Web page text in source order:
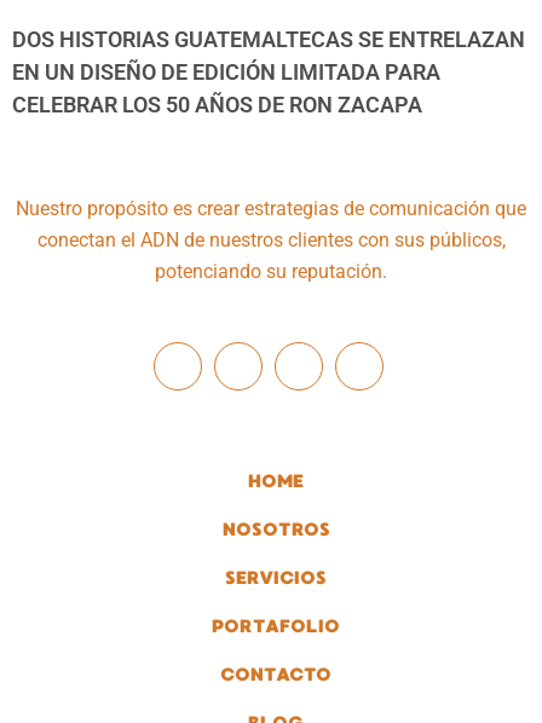
DOS HISTORIAS GUATEMALTECAS SE ENTRELAZAN
EN UN DISEÑO DE EDICIÓN LIMITADA PARA
CELEBRAR LOS 50 AÑOS DE RON ZACAPA
Nuestro propósito es crear estrategias de comunicación que
conectan el ADN de nuestros clientes con sus públicos,
potenciando su reputación.
HOME
NOSOTROS
SERVICIOS
PORTAFOLIO
CONTACTO